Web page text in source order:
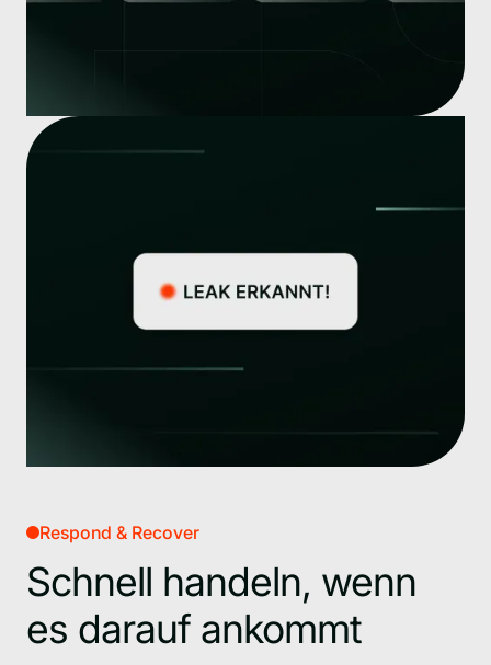
Respond & Recover
Schnell handeln, wenn
es darauf ankommt